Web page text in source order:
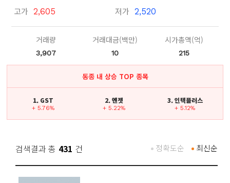
고가 2,605 저가 2,520
거래량
3,907
거래대금(백만)
10
시가총액(억)
215
동종 내 상승 TOP 종목
1. GST
+ 5.76%
2. 엔젯
+ 5.22%
3. 인텍플러스
+ 5.12%
검색결과 총 431 건 최신순
정확도순